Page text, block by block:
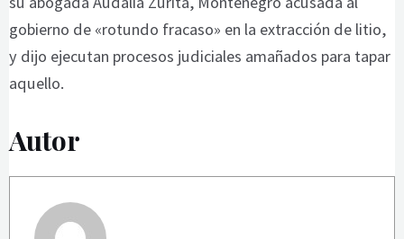
gobierno de «rotundo fracaso» en la extracción de litio,
y dijo ejecutan procesos judiciales amañados para tapar
aquello.
Autor